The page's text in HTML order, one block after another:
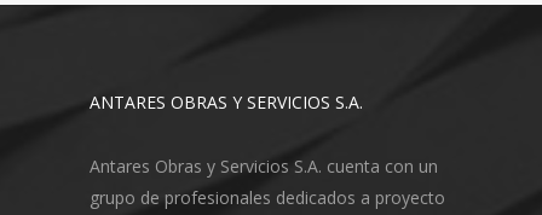
ANTARES OBRAS Y SERVICIOS S.A.
Antares Obras y Servicios S.A. cuenta con un
grupo de profesionales dedicados a proyecto